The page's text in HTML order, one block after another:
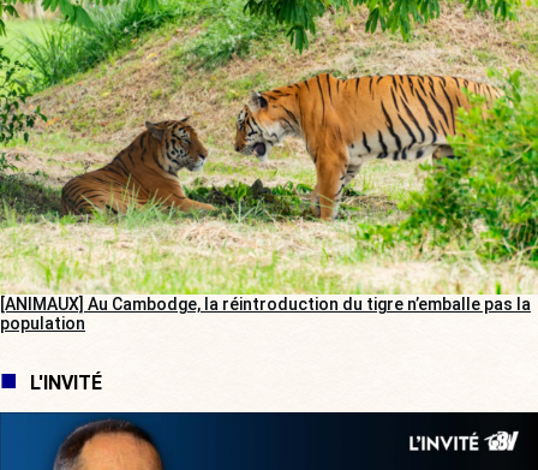
[ANIMAUX] Au Cambodge, la réintroduction du tigre n’emballe pas la
population
L'INVITÉ